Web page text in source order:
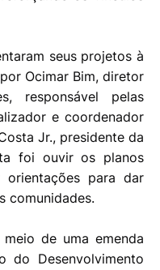
seus projetos à
Ocimar Bim, diretor
responsável pelas
e coordenador
Jr., presidente da
foi ouvir os planos
para dar
comunidades.
de uma emenda
do Desenvolvimento